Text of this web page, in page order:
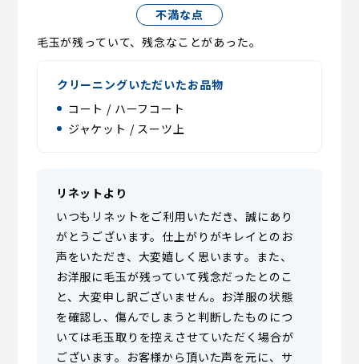
不満な点
毛玉が残っていて、残念なことがあった。
クリーニングいただいたお品物
コート / ハーフコート
ジャケット / スーツ上
リネットより
いつもリネットをご利用いただき、誠にあり
がとうございます。仕上がりがキレイとのお
声をいただき、大変嬉しく思います。また、
お洋服に毛玉が残っていて残念だったとのこ
と、大変申し訳ございません。お洋服の状態
を確認し、傷んでしまうと判断したものにつ
いては毛玉取りを控えさせていただく場合が
ございます。お客様から頂いた声を元に、サ